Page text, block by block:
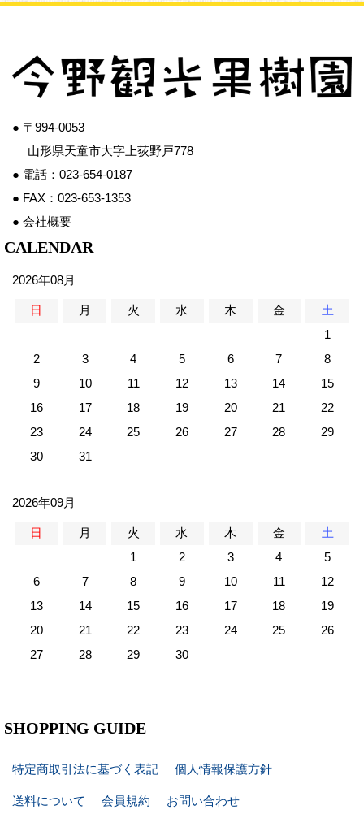
● 〒994-0053
山形県天童市大字上荻野戸778
● 電話：023-654-0187
● FAX：023-653-1353
● 会社概要
CALENDAR
2026年08月
日 月 火 水 木 金
土
1
2
3 4 5 6 7
8
9
10 11 12 13 14
15
16
17 18 19 20 21
22
23
24 25 26 27 28
29
30
31
2026年09月
日 月 火 水 木 金
土
1
2 3 4
5
6
7 8 9 10 11
12
13
14 15 16 17 18
19
20
21 22 23 24 25
26
27
28 29 30
SHOPPING GUIDE
特定商取引法に基づく表記 個人情報保護方針
送料について 会員規約 お問い合わせ